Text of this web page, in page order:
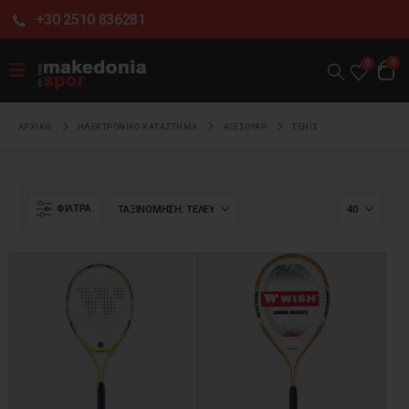
+30 2510 836281
0 0
ΑΡΧΙΚΉ ΗΛΕΚΤΡΟΝΙΚΌ ΚΑΤΆΣΤΗΜΑ ΑΞΕΣΟΥΑΡ ΤΕΝΙΣ
ΦΊΛΤΡΑ